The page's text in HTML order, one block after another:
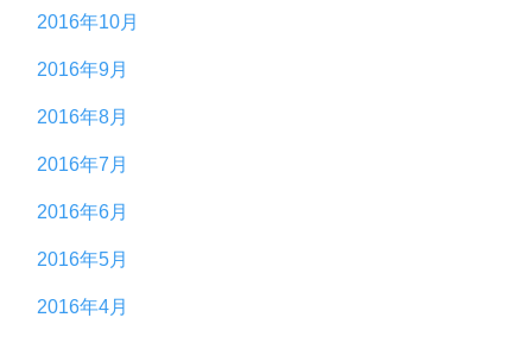
2016年10月
2016年9月
2016年8月
2016年7月
2016年6月
2016年5月
2016年4月